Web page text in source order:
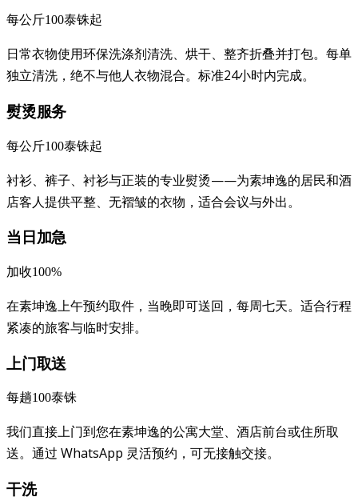
每公斤100泰铢起
日常衣物使用环保洗涤剂清洗、烘干、整齐折叠并打包。每单
独立清洗，绝不与他人衣物混合。标准24小时内完成。
熨烫服务
每公斤100泰铢起
衬衫、裤子、衬衫与正装的专业熨烫——为素坤逸的居民和酒
店客人提供平整、无褶皱的衣物，适合会议与外出。
当日加急
加收100%
在素坤逸上午预约取件，当晚即可送回，每周七天。适合行程
紧凑的旅客与临时安排。
上门取送
每趟100泰铢
我们直接上门到您在素坤逸的公寓大堂、酒店前台或住所取
送。通过 WhatsApp 灵活预约，可无接触交接。
干洗